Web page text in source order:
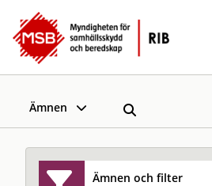
Ämnen
Ämnen och filter